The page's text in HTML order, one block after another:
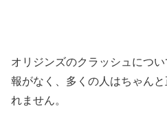
オリジンズのクラッシュにつ
報がなく、多くの人はちゃん
れません。